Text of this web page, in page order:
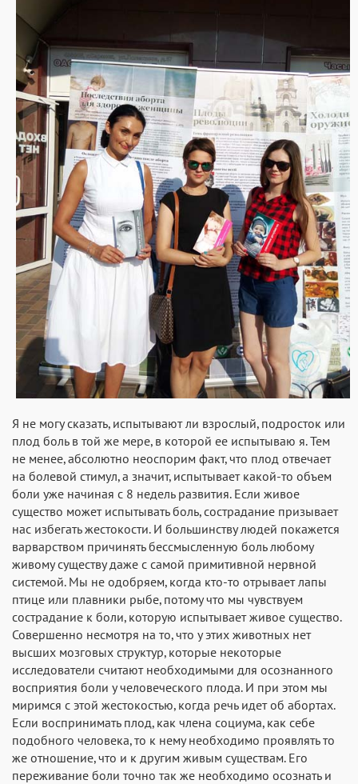
Я не могу сказать, испытывают ли взрослый, подросток или
плод боль в той же мере, в которой ее испытываю я. Тем
не менее, абсолютно неоспорим факт, что плод отвечает
на болевой стимул, а значит, испытывает какой-то объем
боли уже начиная с 8 недель развития. Если живое
существо может испытывать боль, сострадание призывает
нас избегать жестокости. И большинству людей покажется
варварством причинять бессмысленную боль любому
живому существу даже с самой примитивной нервной
системой. Мы не одобряем, когда кто-то отрывает лапы
птице или плавники рыбе, потому что мы чувствуем
сострадание к боли, которую испытывает живое существо.
Совершенно несмотря на то, что у этих животных нет
высших мозговых структур, которые некоторые
исследователи считают необходимыми для осознанного
восприятия боли у человеческого плода. И при этом мы
миримся с этой жестокостью, когда речь идет об абортах.
Если воспринимать плод, как члена социума, как себе
подобного человека, то к нему необходимо проявлять то
же отношение, что и к другим живым существам. Его
переживание боли точно так же необходимо осознать и